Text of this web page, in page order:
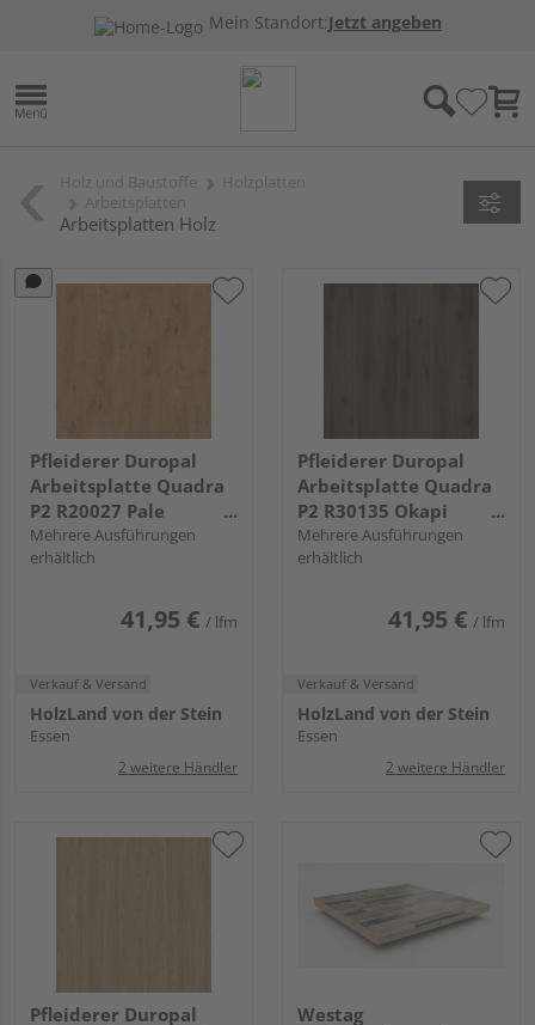
Mein Standort:Jetzt angeben
Arbeitsplatten Holz
Pfleiderer Duropal
Arbeitsplatte Quadra
P2 R20027 Pale
Lancelot Oak, RT, VS
Folie
Mehrere Ausführungen
erhältlich
41,95 € / lfm
Verkauf & Versand
HolzLand von der Stein
Essen
2 weitere Händler
Pfleiderer Duropal
Arbeitsplatte Quadra
P2 R30135 Okapi
Walnut, NW, VS Folie
Mehrere Ausführungen
erhältlich
41,95 € / lfm
Verkauf & Versand
HolzLand von der Stein
Essen
2 weitere Händler
Pfleiderer Duropal
Westag